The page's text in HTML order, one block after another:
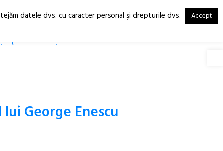
RO
EN
George Enescu
datele dvs. cu caracter personal şi drepturile dvs. Accept